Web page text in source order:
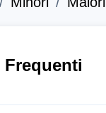
Frequenti